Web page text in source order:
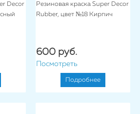
Decor
Резиновая краска Super Decor
Rubber, цвет №18 Кирпич
600 руб.
Посмотреть
Подробнее